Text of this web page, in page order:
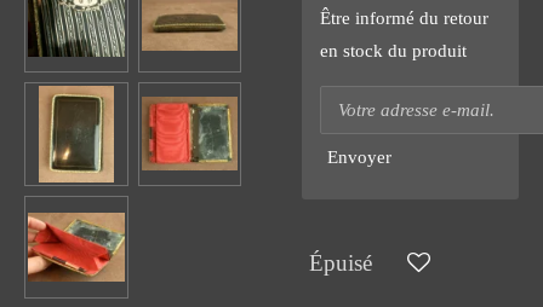
Être informé du retour
en stock du produit
Envoyer
Épuisé